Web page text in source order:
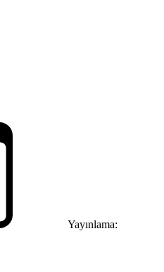
Yayınlama: